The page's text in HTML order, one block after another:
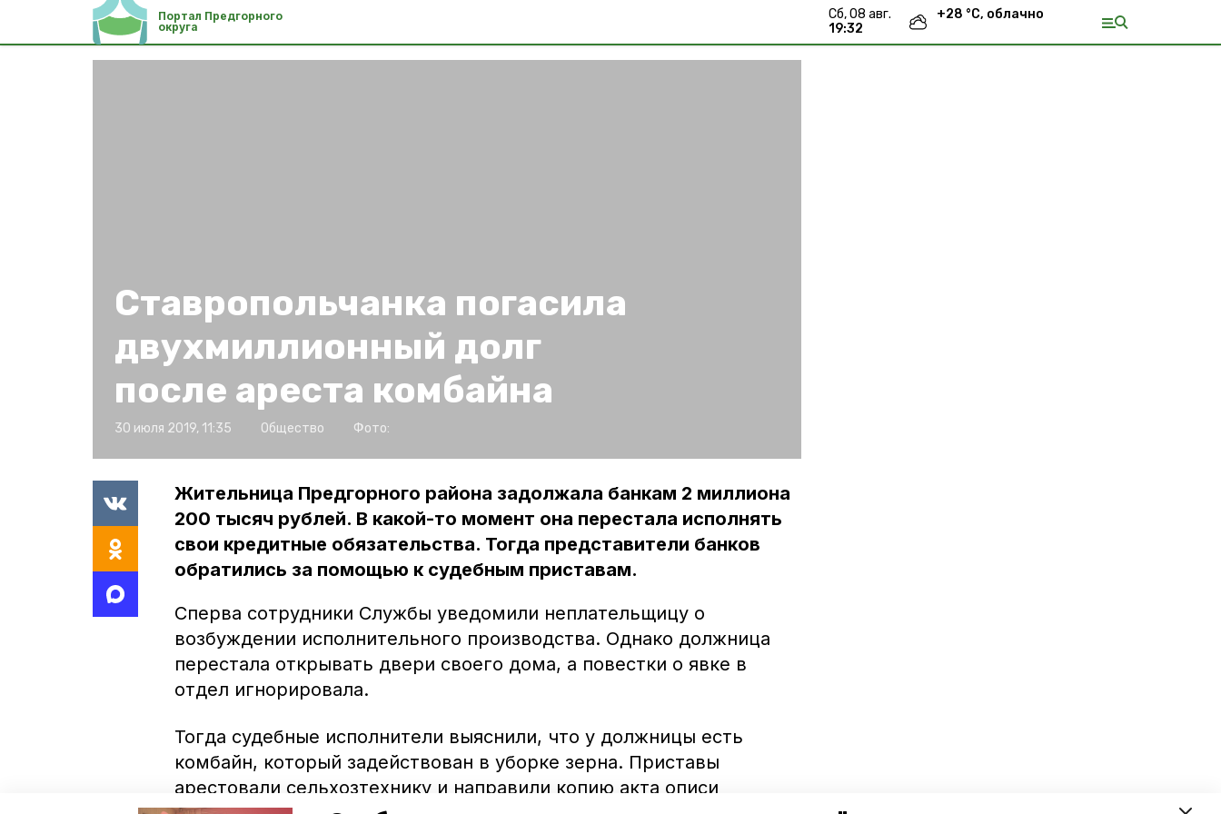
Портал Предгорного
округа
сб, 08 авг.
19:32
+28 °С, облачно
Ставропольчанка погасила
двухмиллионный долг
после ареста комбайна
30 июля 2019, 11:35 Общество Фото:
Жительница Предгорного района задолжала банкам 2 миллиона
200 тысяч рублей. В какой-то момент она перестала исполнять
свои кредитные обязательства. Тогда представители банков
обратились за помощью к судебным приставам.
Сперва сотрудники Службы уведомили неплательщицу о
возбуждении исполнительного производства. Однако должница
перестала открывать двери своего дома, а повестки о явке в
отдел игнорировала.
Тогда судебные исполнители выяснили, что у должницы есть
комбайн, который задействован в уборке зерна. Приставы
арестовали сельхозтехнику и направили копию акта описи